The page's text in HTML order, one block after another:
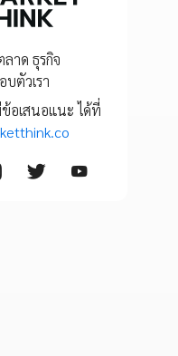
าด ธุรกิจ
บตัวเรา
อเสนอแนะ ได้ที่